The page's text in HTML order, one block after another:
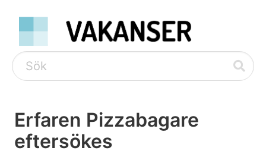
Erfaren Pizzabagare
eftersökes